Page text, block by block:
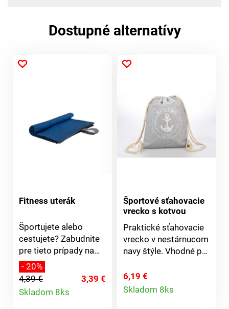
Dostupné alternatívy
Fitness uterák
Športujete alebo
cestujete? Zabudnite
pre tieto prípady na
klasické uteráky a
pribaľte si fitness
uterák.Je ľahký, super
mäkký a príjemný k
- 20%
4,39 €
3,39 €
Skladom 8ks
Detail
Športové sťahovacie
vrecko s kotvou
Praktické sťahovacie
vrecko v nestárnucom
navy štýle. Vhodné pre
deti.Rozmery:
41x32cmMateriál:
6,19 €
Skladom 8ks